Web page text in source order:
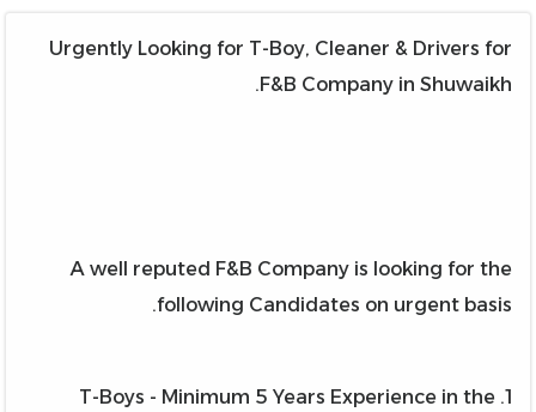
Urgently Looking for T-Boy, Cleaner & Drivers for
F&B Company in Shuwaikh.
A well reputed F&B Company is looking for the
following Candidates on urgent basis.
1. T-Boys - Minimum 5 Years Experience in the